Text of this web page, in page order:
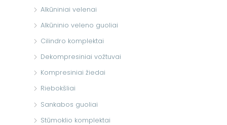
Alkūniniai velenai
Alkūninio veleno guoliai
Cilindro komplektai
Dekompresiniai vožtuvai
Kompresiniai žiedai
Riebokšliai
Sankabos guoliai
Stūmoklio komplektai